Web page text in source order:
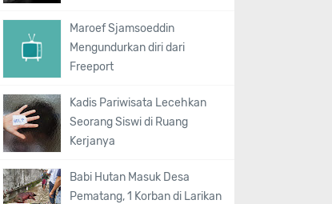
Maroef Sjamsoeddin
Mengundurkan diri dari
Freeport
Kadis Pariwisata Lecehkan
Seorang Siswi di Ruang
Kerjanya
Babi Hutan Masuk Desa
Pematang, 1 Korban di Larikan